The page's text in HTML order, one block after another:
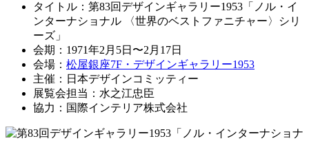
タイトル：第83回デザインギャラリー1953「ノル・イ
ンターナショナル 〈世界のベストファニチャー〉シリ
ーズ」
会期：1971年2月5日〜2月17日
会場： 松屋銀座7F・デザインギャラリー1953
主催：日本デザインコミッティー
展覧会担当：水之江忠臣
協力：国際インテリア株式会社